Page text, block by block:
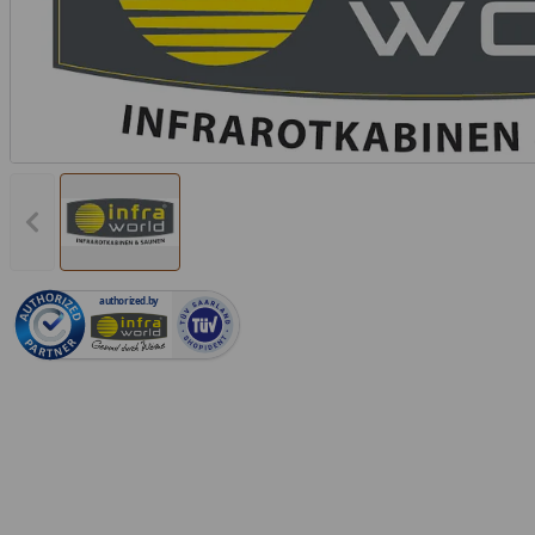
Vorheriges Bild anzeigen
authorized.by